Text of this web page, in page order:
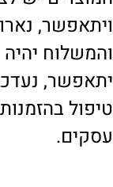
ויתאפשר,
והמשלוח
יתאפשר,
עסקים.